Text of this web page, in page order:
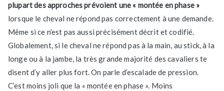
plupart des approches prévoient une « montée en phase »
lorsque le cheval ne répond pas correctement à une demande.
Même si ce n’est pas aussi précisément décrit et codifié.
Globalement, si le cheval ne répond pas à la main, au stick, à la
longe ou à la jambe, la très grande majorité des cavaliers te
disent d’y aller plus fort. On parle d’escalade de pression.
C’est moins joli que la « montée en phase ». Moins